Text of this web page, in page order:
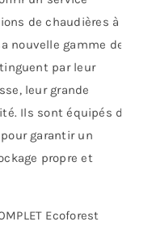
de chaudières à
nouvelle gamme de
par leur
leur grande
Ils sont équipés de
garantir un
propre et
Ecoforest